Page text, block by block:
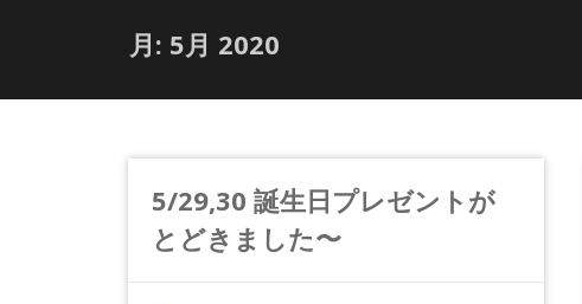
月: 5月 2020
5/29,30 誕生日プレゼントが
とどきました〜